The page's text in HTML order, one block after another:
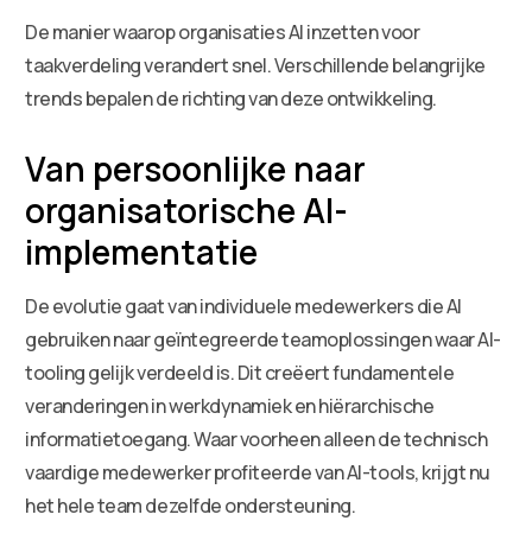
De manier waarop organisaties AI inzetten voor
taakverdeling verandert snel. Verschillende belangrijke
trends bepalen de richting van deze ontwikkeling.
Van persoonlijke naar
organisatorische AI-
implementatie
De evolutie gaat van individuele medewerkers die AI
gebruiken naar geïntegreerde teamoplossingen waar AI-
tooling gelijk verdeeld is. Dit creëert fundamentele
veranderingen in werkdynamiek en hiërarchische
informatietoegang. Waar voorheen alleen de technisch
vaardige medewerker profiteerde van AI-tools, krijgt nu
het hele team dezelfde ondersteuning.